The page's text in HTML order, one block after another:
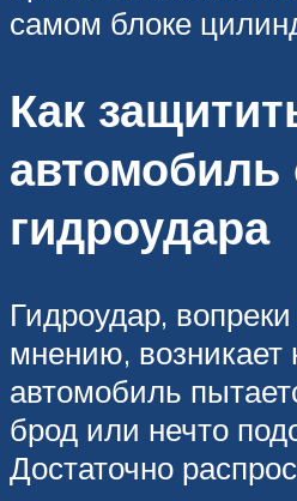
самом блоке
Как
автомобиль
гидроудара
Гидроудар,
мнению, возникает
автомобиль
брод или нечто
Достаточно